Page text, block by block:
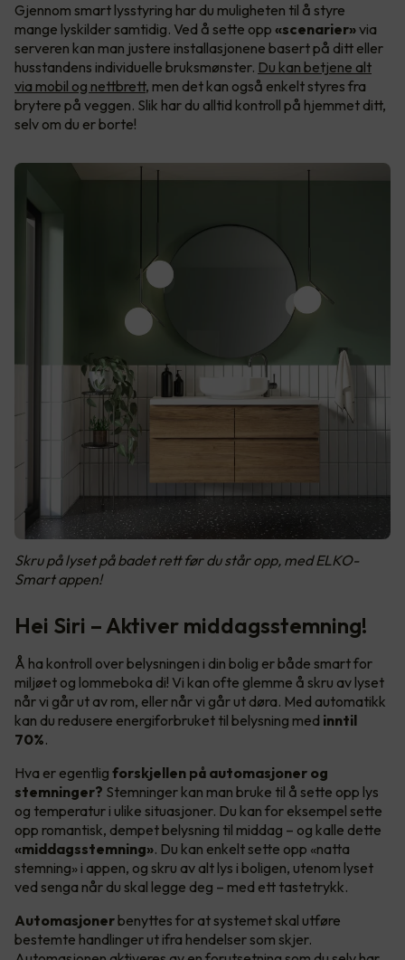
Gjennom smart lysstyring har du muligheten til å styre
mange lyskilder samtidig. Ved å sette opp «scenarier»via
serveren kan man justere installasjonene basert på ditt eller
husstandens individuelle bruksmønster. Du kan betjene alt
via mobil og nettbrett, men det kan også enkelt styres fra
brytere på veggen. Slik har du alltid kontroll på hjemmet ditt,
selv om du er borte!
Skru på lyset på badet rett før du står opp, med ELKO-
Smart appen!
Hei Siri – Aktiver middagsstemning!
Å ha kontroll over belysningen i din bolig er både smart for
miljøet og lommeboka di! Vi kan ofte glemme å skru av lyset
når vi går ut av rom, eller når vi går ut døra. Med automatikk
kan du redusere energiforbruket til belysning med inntil
70%.
Hva er egentlig forskjellen på automasjoner og
stemninger? Stemninger kan man bruke til å sette opp lys
og temperatur i ulike situasjoner. Du kan for eksempel sette
opp romantisk, dempet belysning til middag – og kalle dette
«middagsstemning». Du kan enkelt sette opp «natta
stemning» i appen, og skru av alt lys i boligen, utenom lyset
ved senga når du skal legge deg – med ett tastetrykk.
Automasjonerbenyttes for at systemet skal utføre
bestemte handlinger ut ifra hendelser som skjer.